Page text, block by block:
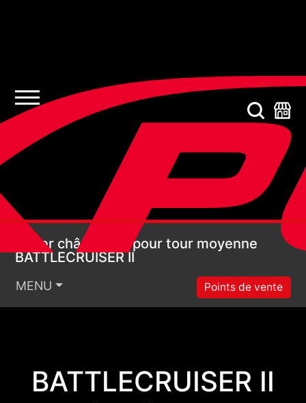
Super châssis PC
Super châssis PC pour tour moyenne
BATTLECRUISER II
MENU Points de vente
BATTLECRUISER II